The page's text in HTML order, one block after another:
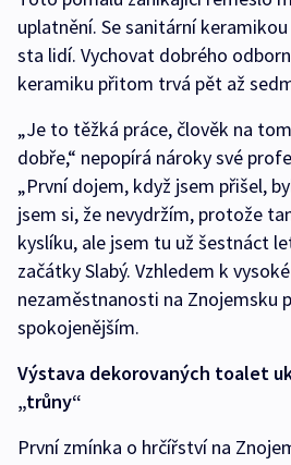
uplatnění. Se sanitární
sta lidí. Vychovat dobrého
keramiku přitom trvá pět až
„Je to těžká práce, člověk na
dobře,“ nepopírá nároky své
„První dojem, když jsem přišel,
jsem si, že nevydržím, protože
kyslíku, ale jsem tu už šestnáct
začátky Slabý. Vzhledem k
nezaměstnanosti na Znojemsku
spokojenějším.
Výstava dekorovaných toalet
„trůny“
První zmínka o hrčířství na